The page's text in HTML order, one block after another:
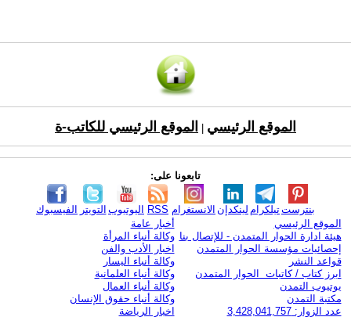
الموقع الرئيسي الموقع الرئيسي للكاتب-ة
تابعونا على:
الفيسبوك التويتر اليوتيوب RSS الانستغرام لينكدإن تيلكرامبنترست
الموقع الرئيسي
هيئة ادارة الحوار المتمدن - للإتصال بنا
إحصائيات مؤسسة الحوار المتمدن
قواعد النشر
ابرز كتاب / كاتبات الحوار المتمدن
يوتيوب التمدن
مكتبة التمدن
عدد الزوار: 3,428,041,757
أخبار عامة
وكالة أنباء المرأة
اخبار الأدب والفن
وكالة أنباء اليسار
وكالة أنباء العلمانية
وكالة أنباء العمال
وكالة أنباء حقوق الإنسان
اخبار الرياضة